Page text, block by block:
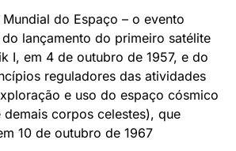
do Espaço – o evento
lançamento do primeiro satélite
I, em 4 de outubro de 1957, e do
reguladores das atividades
e uso do espaço cósmico
demais corpos celestes), que
10 de outubro de 1967